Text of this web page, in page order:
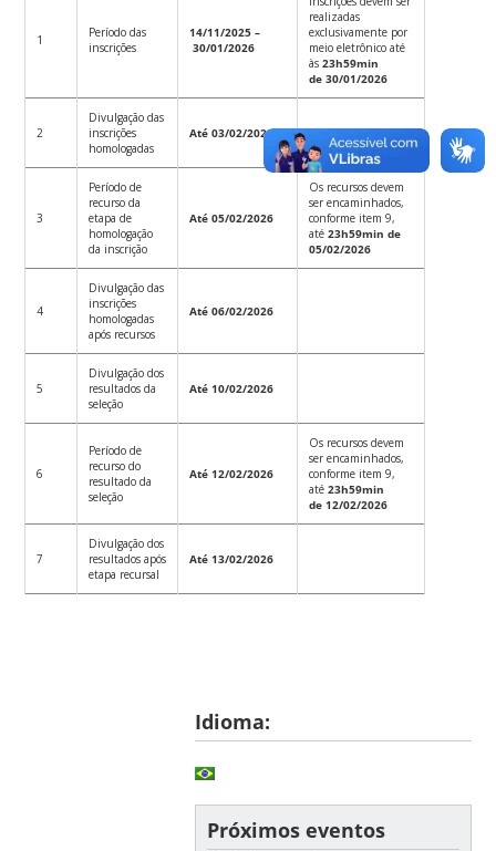
1
Período das
inscrições
14/11/2025 –
30/01/2026
realizadas
exclusivamente por
meio eletrônico até
às23h59min
de 30/01/2026
2
Divulgação das
inscrições
homologadas
Até 03/02/2026
3
Período de
recurso da
etapa de
homologação
da inscrição
Até 05/02/2026
Os recursos devem
ser encaminhados,
conforme item 9,
até23h59min de
05/02/2026
4
Divulgação das
inscrições
homologadas
após recursos
Até 06/02/2026
5
Divulgação dos
resultados da
seleção
Até 10/02/2026
6
Período de
recurso do
resultado da
seleção
Até 12/02/2026
Os recursos devem
ser encaminhados,
conforme item 9,
até23h59min
de 12/02/2026
7
Divulgação dos
resultados após
etapa recursal
Até 13/02/2026
Idioma:
Próximos eventos